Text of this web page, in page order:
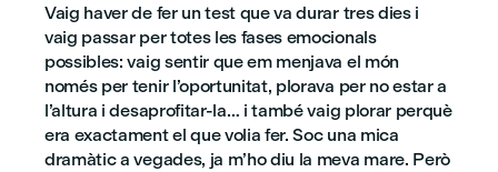
Vaig haver de fer un test que va durar tres dies i
vaig passar per totes les fases emocionals
possibles: vaig sentir que em menjava el món
només per tenir l’oportunitat, plorava per no estar a
l’altura i desaprofitar-la… i també vaig plorar perquè
era exactament el que volia fer. Soc una mica
dramàtic a vegades, ja m’ho diu la meva mare. Però